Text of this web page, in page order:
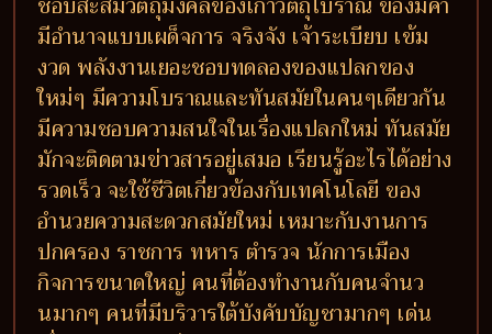
มีอำนาจแบบเผด็จการ จริงจัง เจ้าระเบียบ เข้ม
งวด พลังงานเยอะชอบทดลองของแปลกของ
ใหม่ๆ มีความโบราณและทันสมัยในคนๆเดียวกัน
มีความชอบความสนใจในเรื่องแปลกใหม่ ทันสมัย
มักจะติดตามข่าวสารอยู่เสมอ เรียนรู้อะไรได้อย่าง
รวดเร็ว จะใช้ชีวิตเกี่ยวข้องกับเทคโนโลยี ของ
อำนวยความสะดวกสมัยใหม่ เหมาะกับงานการ
ปกครอง ราชการ ทหาร ตำรวจ นักการเมือง
กิจการขนาดใหญ่ คนที่ต้องทำงานกับคนจำนว
นมากๆ คนที่มีบริวารใต้บังคับบัญชามากๆ เด่น